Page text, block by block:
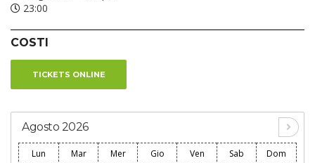
23:00
COSTI
TICKETS ONLINE
Agosto 2026
Lun Mar Mer Gio Ven Sab
Dom